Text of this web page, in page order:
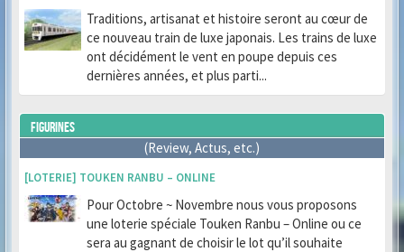
Traditions, artisanat et histoire seront au cœur de
ce nouveau train de luxe japonais. Les trains de luxe
ont décidément le vent en poupe depuis ces
dernières années, et plus parti...
FIGURINES
(Review, Actus, etc.)
[LOTERIE] TOUKEN RANBU – ONLINE
Pour Octobre ~ Novembre nous vous proposons
une loterie spéciale Touken Ranbu – Online ou ce
sera au gagnant de choisir le lot qu’il souhaite